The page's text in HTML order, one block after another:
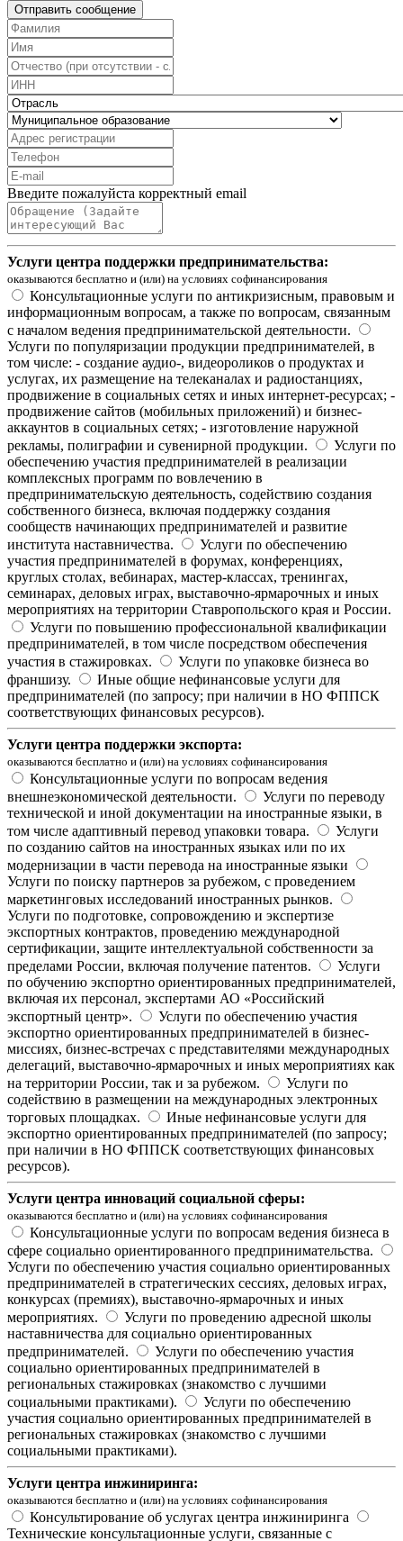
Отправить сообщение
Введите пожалуйста корректный email
Услуги центра поддержки предпринимательства:
оказываются бесплатно и (или) на условиях софинансирования
Консультационные услуги по антикризисным, правовым и
информационным вопросам, а также по вопросам, связанным
с началом ведения предпринимательской деятельности.
Услуги по популяризации продукции предпринимателей, в
том числе: - создание аудио-, видеороликов о продуктах и
услугах, их размещение на телеканалах и радиостанциях,
продвижение в социальных сетях и иных интернет-ресурсах; -
продвижение сайтов (мобильных приложений) и бизнес-
аккаунтов в социальных сетях; - изготовление наружной
рекламы, полиграфии и сувенирной продукции.
Услуги по
обеспечению участия предпринимателей в реализации
комплексных программ по вовлечению в
предпринимательскую деятельность, содействию создания
собственного бизнеса, включая поддержку создания
сообществ начинающих предпринимателей и развитие
института наставничества.
Услуги по обеспечению
участия предпринимателей в форумах, конференциях,
круглых столах, вебинарах, мастер-классах, тренингах,
семинарах, деловых играх, выставочно-ярмарочных и иных
мероприятиях на территории Ставропольского края и России.
Услуги по повышению профессиональной квалификации
предпринимателей, в том числе посредством обеспечения
участия в стажировках.
Услуги по упаковке бизнеса во
франшизу.
Иные общие нефинансовые услуги для
предпринимателей (по запросу; при наличии в НО ФППСК
соответствующих финансовых ресурсов).
Услуги центра поддержки экспорта:
оказываются бесплатно и (или) на условиях софинансирования
Консультационные услуги по вопросам ведения
внешнеэкономической деятельности.
Услуги по переводу
технической и иной документации на иностранные языки, в
том числе адаптивный перевод упаковки товара.
Услуги
по созданию сайтов на иностранных языках или по их
модернизации в части перевода на иностранные языки
Услуги по поиску партнеров за рубежом, с проведением
маркетинговых исследований иностранных рынков.
Услуги по подготовке, сопровождению и экспертизе
экспортных контрактов, проведению международной
сертификации, защите интеллектуальной собственности за
пределами России, включая получение патентов.
Услуги
по обучению экспортно ориентированных предпринимателей,
включая их персонал, экспертами АО «Российский
экспортный центр».
Услуги по обеспечению участия
экспортно ориентированных предпринимателей в бизнес-
миссиях, бизнес-встречах с представителями международных
делегаций, выставочно-ярмарочных и иных мероприятиях как
на территории России, так и за рубежом.
Услуги по
содействию в размещении на международных электронных
торговых площадках.
Иные нефинансовые услуги для
экспортно ориентированных предпринимателей (по запросу;
при наличии в НО ФППСК соответствующих финансовых
ресурсов).
Услуги центра инноваций социальной сферы:
оказываются бесплатно и (или) на условиях софинансирования
Консультационные услуги по вопросам ведения бизнеса в
сфере социально ориентированного предпринимательства.
Услуги по обеспечению участия социально ориентированных
предпринимателей в стратегических сессиях, деловых играх,
конкурсах (премиях), выставочно-ярмарочных и иных
мероприятиях.
Услуги по проведению адресной школы
наставничества для социально ориентированных
предпринимателей.
Услуги по обеспечению участия
социально ориентированных предпринимателей в
региональных стажировках (знакомство с лучшими
социальными практиками).
Услуги по обеспечению
участия социально ориентированных предпринимателей в
региональных стажировках (знакомство с лучшими
социальными практиками).
Услуги центра инжиниринга:
оказываются бесплатно и (или) на условиях софинансирования
Консультирование об услугах центра инжиниринга
Технические консультационные услуги, связанные с